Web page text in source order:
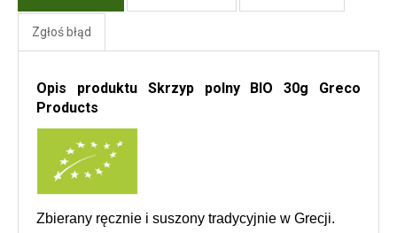
Zgłoś błąd
Opis produktu Skrzyp polny BIO 30g Greco
Products
Zbierany ręcznie i suszony tradycyjnie w Grecji.